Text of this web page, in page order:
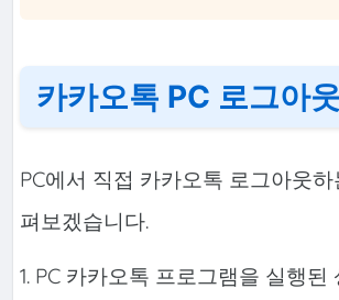
카카오톡 PC 로그아
PC에서 직접 카카오톡 로그아웃
펴보겠습니다.
1. PC 카카오톡 프로그램을 실행된